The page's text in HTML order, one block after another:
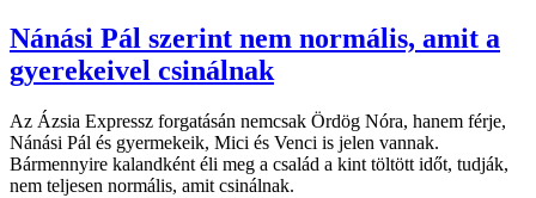
Nánási Pál szerint nem normális, amit a
gyerekeivel csinálnak
Az Ázsia Expressz forgatásán nemcsak Ördög Nóra, hanem férje,
Nánási Pál és gyermekeik, Mici és Venci is jelen vannak.
Bármennyire kalandként éli meg a család a kint töltött időt, tudják,
nem teljesen normális, amit csinálnak.